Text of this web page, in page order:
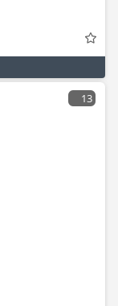
13